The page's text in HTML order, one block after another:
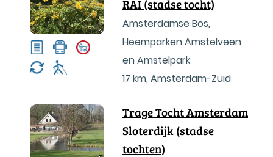
RAI (stadse tocht)
Amsterdamse Bos,
Heemparken Amstelveen
en Amstelpark
17 km, Amsterdam-Zuid
Trage Tocht Amsterdam
Sloterdijk (stadse
tochten)